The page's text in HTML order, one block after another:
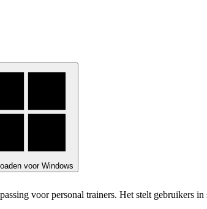
voor Windows
voor personal trainers. Het stelt gebruikers